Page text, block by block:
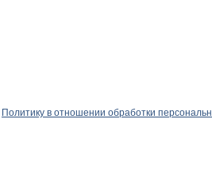
Политику в отношении обработки